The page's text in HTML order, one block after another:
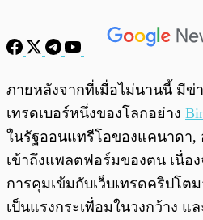
พร้อมเล่น
ภายหลังจากที่เมื่อไม่นานนี้ มีข่า
เทรดเบอร์หนึ่งของโลกอย่าง
ในรัฐออนแทรีโอของแคนาดา,
เข้าถึงแพลตฟอร์มของตน เนื่อ
การคุมเข้มกับเว็บเทรดคริปโต
เป็นแรงกระเพื่อมในวงกว้าง